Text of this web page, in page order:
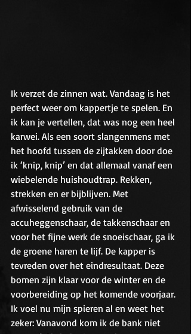
Ik verzet de zinnen wat. Vandaag is het
perfect weer om kappertje te spelen. En
ik kan je vertellen, dat was nog een heel
karwei. Als een soort slangenmens met
het hoofd tussen de zijtakken door doe
ik ‘knip, knip’ en dat allemaal vanaf een
wiebelende huishoudtrap. Rekken,
strekken en er bijblijven. Met
afwisselend gebruik van de
accuheggenschaar, de takkenschaar en
voor het fijne werk de snoeischaar, ga ik
de groene haren te lijf. De kapper is
tevreden over het eindresultaat. Deze
bomen zijn klaar voor de winter en de
voorbereiding op het komende voorjaar.
Ik voel nu mijn spieren al en weet het
zeker: Vanavond kom ik de bank niet